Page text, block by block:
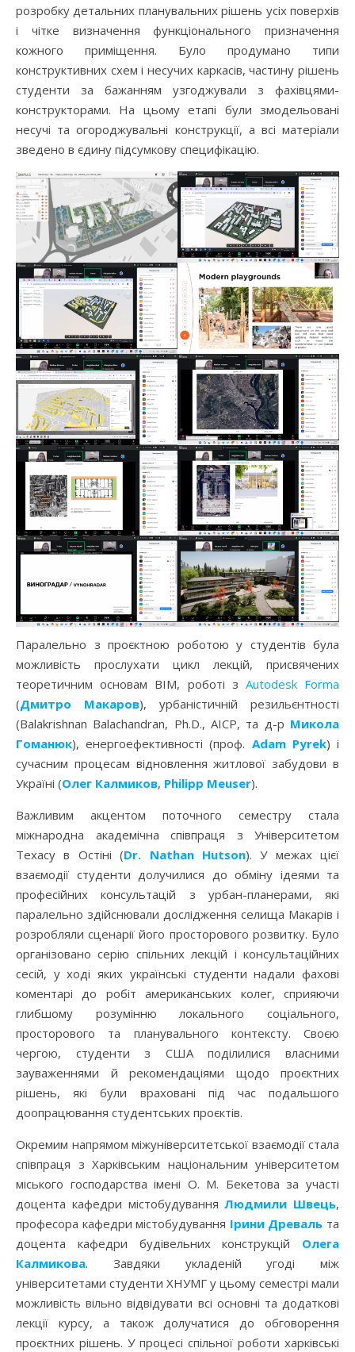
розробку детальних планувальних рішень усіх поверхів
і чітке визначення функціонального призначення
кожного приміщення. Було продумано типи
конструктивних схем і несучих каркасів, частину рішень
студенти за бажанням узгоджували з фахівцями-
конструкторами. На цьому етапі були змодельовані
несучі та огороджувальні конструкції, а всі матеріали
зведено в єдину підсумкову специфікацію.
Паралельно з проєктною роботою у студентів була
можливість прослухати цикл лекцій, присвячених
теоретичним основам BIM, роботі з Autodesk Forma
(Дмитро Макаров), урбаністичній резильєнтності
(Balakrishnan Balachandran, Ph.D., AICP, та д-р Микола
Гоманюк), енергоефективності (проф. Adam Pyrek) і
сучасним процесам відновлення житлової забудови в
Україні (Олег Калмиков, Philipp Meuser).
Важливим акцентом поточного семестру стала
міжнародна академічна співпраця з Університетом
Техасу в Остіні (Dr. Nathan Hutson). У межах цієї
взаємодії студенти долучилися до обміну ідеями та
професійних консультацій з урбан-планерами, які
паралельно здійснювали дослідження селища Макарів і
розробляли сценарії його просторового розвитку. Було
організовано серію спільних лекцій і консультаційних
сесій, у ході яких українські студенти надали фахові
коментарі до робіт американських колег, сприяючи
глибшому розумінню локального соціального,
просторового та планувального контексту. Своєю
чергою, студенти з США поділилися власними
зауваженнями й рекомендаціями щодо проєктних
рішень, які були враховані під час подальшого
доопрацювання студентських проєктів.
Окремим напрямом міжуніверситетської взаємодії стала
співпраця з Харківським національним університетом
міського господарства імені О. М. Бекетова за участі
доцента кафедри містобудуванняЛюдмили Швець,
професора кафедри містобудування Ірини Древаль та
доцента кафедри будівельних конструкцій Олега
Калмикова. Завдяки укладеній угоді між
університетами студенти ХНУМГ у цьому семестрі мали
можливість вільно відвідувати всі основні та додаткові
лекції курсу, а також долучатися до обговорення
проєктних рішень. У процесі спільної роботи харківські